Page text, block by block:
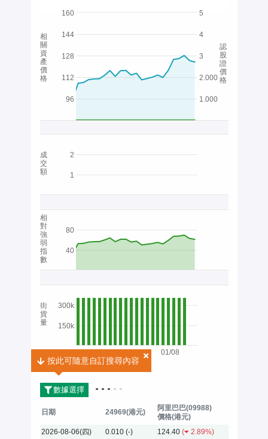
01/08
96
112
128
144
160
1.000
2.000
3
4
5
1
2
40
80
150k
300k
2026
相
關
資
產
價
格
認
股
證
價
格
成
交
額
相
對
強
弱
指
數
街
貨
量
數據選擇
按此可隨意自訂搜尋內容
按此可隨意自訂搜尋內容
日期 24969(港元)
阿里巴巴(09988)
價格(港元)
2026-08-06(四)
0.010 (-) 124.40 (
2.89%)